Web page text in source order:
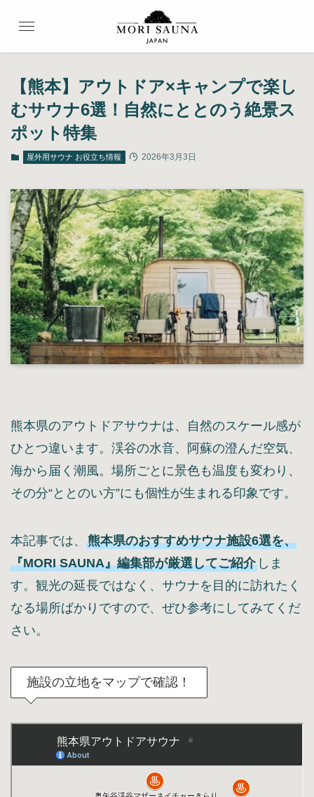
【熊本】アウトドア×キャンプで楽し
むサウナ6選！自然にととのう絶景ス
ポット特集
屋外用サウナ お役立ち情報 2026年3月3日
熊本県のアウトドアサウナは、自然のスケール感が
ひとつ違います。渓谷の水音、阿蘇の澄んだ空気、
海から届く潮風。場所ごとに景色も温度も変わり、
その分“ととのい方”にも個性が生まれる印象です。
本記事では、 熊本県のおすすめサウナ施設6選を、
『MORI SAUNA』編集部が厳選してご紹介 しま
す。観光の延長ではなく、サウナを目的に訪れたく
なる場所ばかりですので、ぜひ参考にしてみてくだ
さい。
施設の立地をマップで確認！